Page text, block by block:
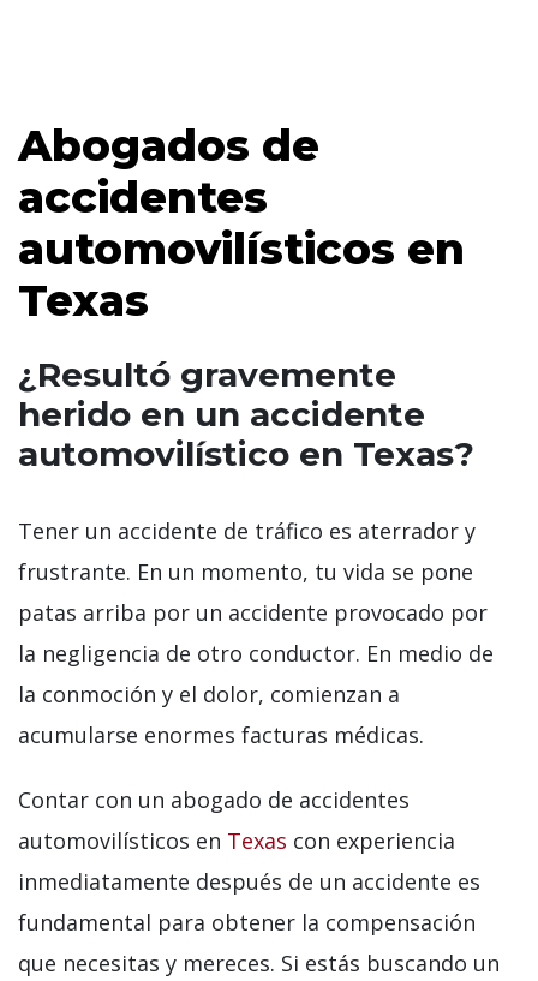
Abogados de
accidentes
automovilísticos en
Texas
¿Resultó gravemente
herido en un accidente
automovilístico en Texas?
Tener un accidente de tráfico es aterrador y
frustrante. En un momento, tu vida se pone
patas arriba por un accidente provocado por
la negligencia de otro conductor. En medio de
la conmoción y el dolor, comienzan a
acumularse enormes facturas médicas.
Contar con un abogado de accidentes
automovilísticos en Texas con experiencia
inmediatamente después de un accidente es
fundamental para obtener la compensación
que necesitas y mereces. Si estás buscando un